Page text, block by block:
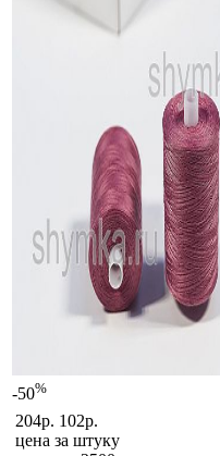
-50%
204р. 102р.
цена за штуку